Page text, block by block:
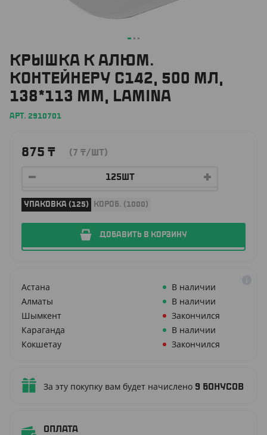
КРЫШКА К АЛЮМ.
КОНТЕЙНЕРУ С142, 500 МЛ,
138*113 ММ, LAMINA
АРТ. 2910701
875 ₸ (7 ₸/ШТ)
УПАКОВКА (125) КОРОБ. (1000)
ДОБАВИТЬ В КОРЗИНУ
Астана
В наличии
Алматы
В наличии
Шымкент
Закончился
Караганда
В наличии
Кокшетау
Закончился
За эту покупку вам будет начислено 9 бонусов
Оплата